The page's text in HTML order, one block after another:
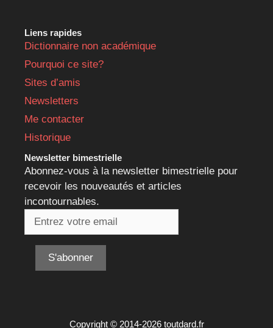
Liens rapides
Dictionnaire non académique
Pourquoi ce site?
Sites d’amis
Newsletters
Me contacter
Historique
Newsletter bimestrielle
Abonnez-vous à la newsletter bimestrielle pour
recevoir les nouveautés et articles
incontournables.
Copyright © 2014-2026 toutdard.fr